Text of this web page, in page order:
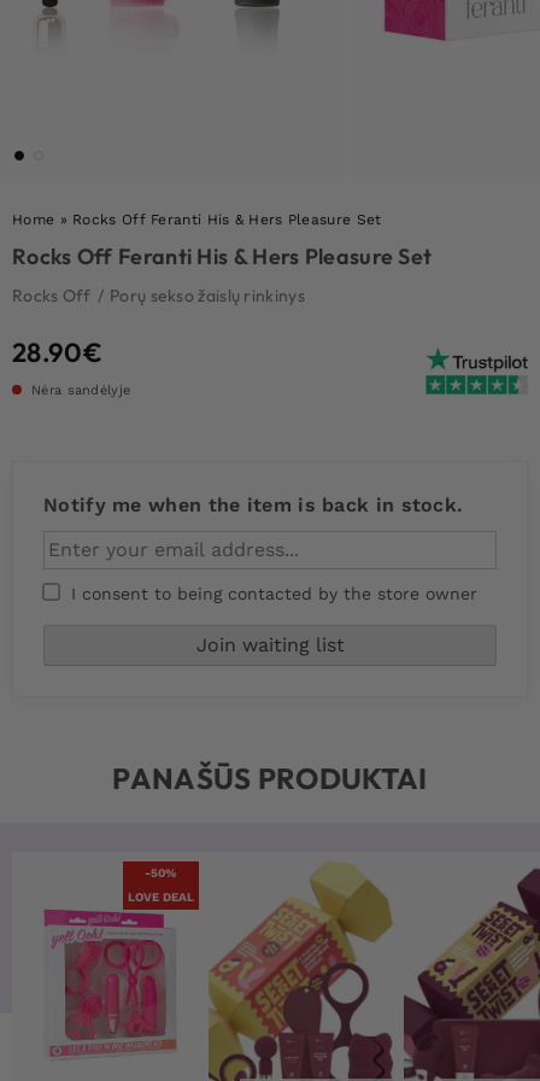
Home » Rocks Off Feranti His & Hers Pleasure Set
Rocks Off Feranti His & Hers Pleasure Set
Rocks Off / Porų sekso žaislų rinkinys
28.90€
Nėra sandėlyje
Notify me when the item is back in stock.
I consent to being contacted by the store owner
PANAŠŪS PRODUKTAI
-50%
LOVE DEAL